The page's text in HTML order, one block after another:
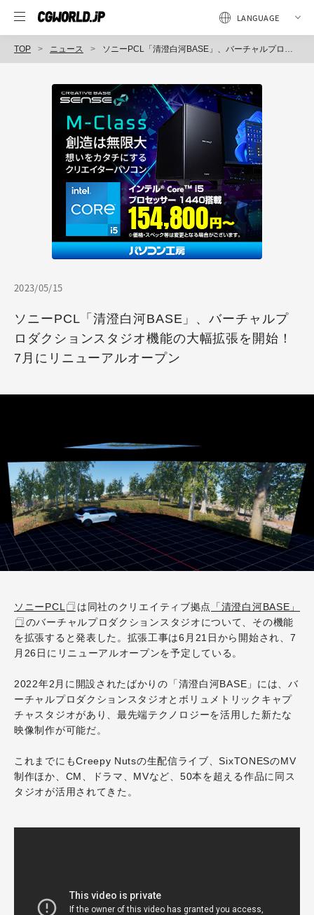
TOP ニュース ソニーPCL「清澄白河BASE」、バーチャルプロダクションスタジオ機能の大幅拡張を開始！ 7月にリニューアルオープン
2023/05/15
ソニーPCL「清澄白河BASE」、バーチャルプ
ロダクションスタジオ機能の大幅拡張を開始！
7月にリニューアルオープン
ソニーPCL は同社のクリエイティブ拠点
「清澄白河BASE」
のバーチャルプロダクションスタジオについて、その機能
を拡張すると発表した。拡張工事は6月21日から開始され、7
月26日にリニューアルオープンを予定している。
2022年2月に開設されたばかりの「清澄白河BASE」には、バ
ーチャルプロダクションスタジオとボリュメトリックキャプ
チャスタジオがあり、最先端テクノロジーを活用した新たな
映像制作が可能だ。
これまでにもCreepy Nutsの生配信ライブ、SixTONESのMV
制作ほか、CM、ドラマ、MVなど、50本を超える作品に同ス
タジオが活用されてきた。